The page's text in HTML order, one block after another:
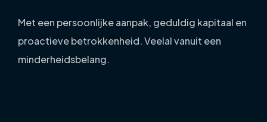
Met een persoonlijke aanpak, geduldig kapitaal en
proactieve betrokkenheid. Veelal vanuit een
minderheidsbelang.